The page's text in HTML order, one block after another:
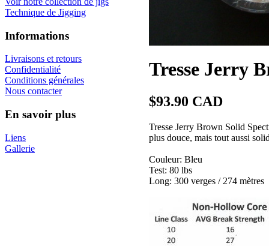
Technique de Jigging
Informations
Livraisons et retours
Confidentialité
Conditions générales
Nous contacter
En savoir plus
Liens
Gallerie
Tresse Jerry
$93.90 CAD
Tresse Jerry Brown Solid
plus douce, mais tout aussi
Couleur: Bleu
Test: 80 lbs
Long: 300 verges / 274 mètres